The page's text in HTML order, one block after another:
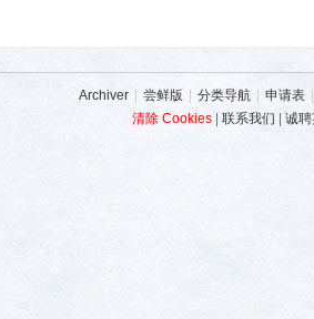
Archiver 尝鲜版 分类导航 申请表
清除 Cookies
联系我们 诚